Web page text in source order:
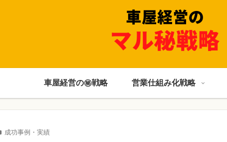
車屋経営の㊙戦略 営業仕組み化戦略
成功事例・実績